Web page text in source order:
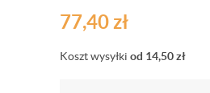
77,40zł
Koszt wysyłki od 14,50zł